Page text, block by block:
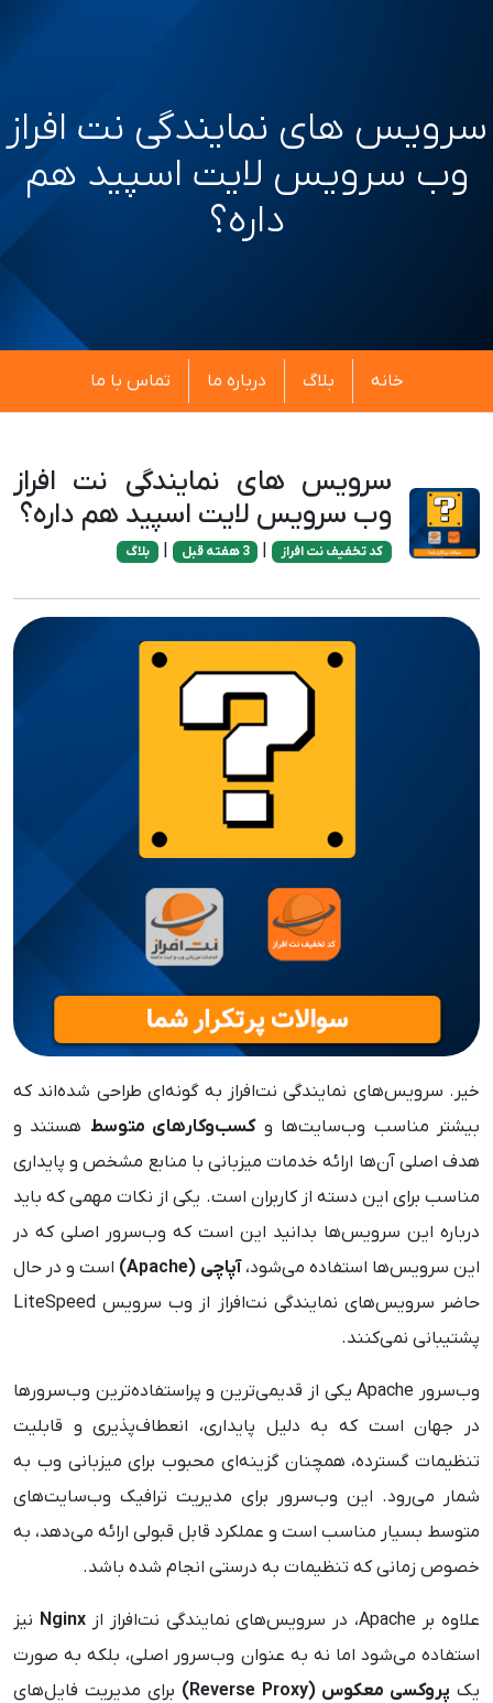
سرویس های نمایندگی نت افراز
وب سرویس لایت اسپید هم
داره؟
خانه بلاگ درباره ما تماس با ما
سرویس های نمایندگی نت افراز
وب سرویس لایت اسپید هم داره؟
کد تخفیف نت افراز | 3 هفته قبل | بلاگ
خیر. سرویس‌های نمایندگی نت‌افراز به گونه‌ای طراحی شده‌اند که
بیشتر مناسب وب‌سایت‌ها وکسب‌وکارهای متوسط هستند و
هدف اصلی آن‌ها ارائه خدمات میزبانی با منابع مشخص و پایداری
مناسب برای این دسته از کاربران است. یکی از نکات مهمی که باید
درباره این سرویس‌ها بدانید این است که وب‌سرور اصلی که در
این سرویس‌ها استفاده می‌شود،آپاچی (Apache)
است و در حال
حاضر سرویس‌های نمایندگی نت‌افراز از وب سرویس LiteSpeed
پشتیبانی نمی‌کنند.
وب‌سرور Apache یکی از قدیمی‌ترین و پراستفاده‌ترین وب‌سرورها
در جهان است که به دلیل پایداری، انعطاف‌پذیری و قابلیت
تنظیمات گسترده، همچنان گزینه‌ای محبوب برای میزبانی وب به
شمار می‌رود. این وب‌سرور برای مدیریت ترافیک وب‌سایت‌های
متوسط بسیار مناسب است و عملکرد قابل قبولی ارائه می‌دهد، به
خصوص زمانی که تنظیمات به درستی انجام شده باشد.
علاوه بر Apache، در سرویس‌های نمایندگی نت‌افراز از Nginx نیز
استفاده می‌شود اما نه به عنوان وب‌سرور اصلی، بلکه به صورت
یک پروکسی معکوس (Reverse Proxy)
برای مدیریت فایل‌های